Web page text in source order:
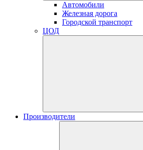
Автомобили
Железная дорога
Городской транспорт
ЦОД
Производители